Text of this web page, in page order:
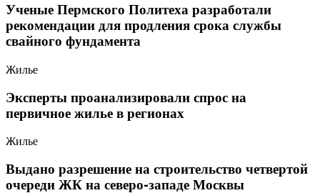
Ученые Пермского Политеха разработали
рекомендации для продления срока службы
свайного фундамента
Жилье
Эксперты проанализировали спрос на
первичное жилье в регионах
Жилье
Выдано разрешение на строительство четвертой
очереди ЖК на северо-западе Москвы